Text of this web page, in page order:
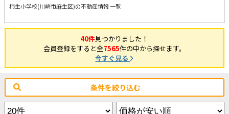
柿生小学校(川崎市麻生区)の不動産情報 一覧
40件見つかりました！
会員登録をすると全7565件の中から探せます。
今すぐ見る
条件を絞り込む